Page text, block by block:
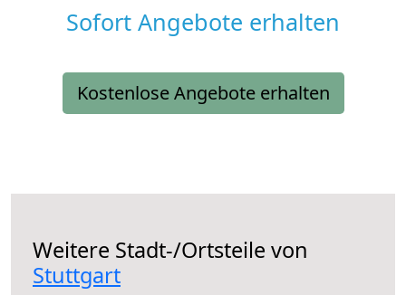
Sofort Angebote erhalten
Kostenlose Angebote erhalten
Weitere Stadt-/Ortsteile von
Stuttgart